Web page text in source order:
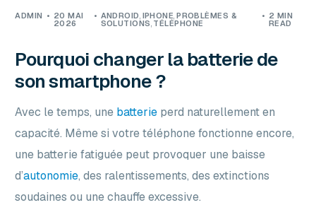
ADMIN 20 MAI
2026
ANDROID, IPHONE,PROBLÈMES &
SOLUTIONS, TÉLÉPHONE
2 MIN
READ
Pourquoi changer la batterie de
son smartphone ?
Avec le temps, une batterie perd naturellement en
capacité. Même si votre téléphone fonctionne encore,
une batterie fatiguée peut provoquer une baisse
d’autonomie, des ralentissements, des extinctions
soudaines ou une chauffe excessive.